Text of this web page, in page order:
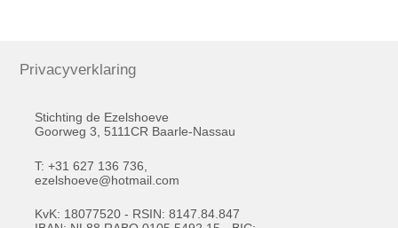
Privacyverklaring
Stichting de Ezelshoeve
Goorweg 3, 5111CR Baarle-Nassau
T: +31 627 136 736,
ezelshoeve@hotmail.com
KvK: 18077520 - RSIN: 8147.84.847